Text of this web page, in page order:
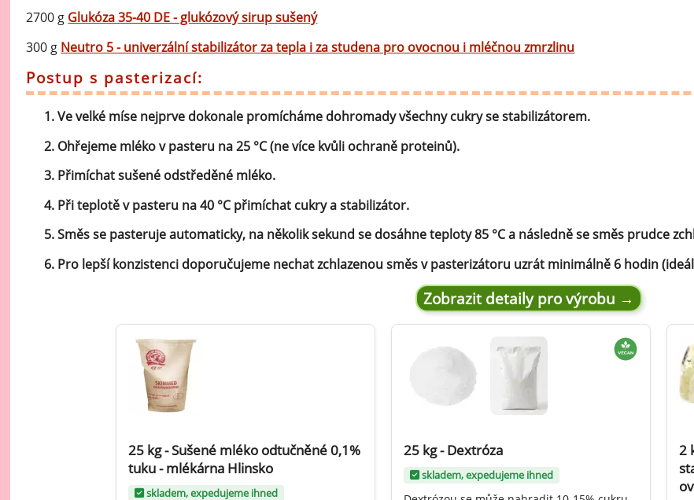
Doplňkové ingredience
Zmrzlinové kornoutky
Cukrářské polevy
Ochucovací sušené ingredience
Ovocné náplně Farcitury
Ochucovací pasty do mléčného
Ochucovací pasty do ovocného
Posypy pro dekoraci
Doplňkové ingredience
2700 g Glukóza 35-40 DE - glukózový sirup sušený
300 g Neutro 5 - univerzální stabilizátor za tepla i za studena pro ovocnou i mléčnou zmrzlinu
Postup s pasterizací:
Ve velké míse nejprve dokonale promícháme dohromady všechny cukry se stabilizátorem.
Ohřejeme mléko v pasteru na 25 °C (ne více kvůli ochraně proteinů).
Přimíchat sušené odstředěné mléko.
Při teplotě v pasteru na 40 °C přimíchat cukry a stabilizátor.
Směs se pasteruje automaticky, na několik sekund se dosáhne teploty 85 °C a následně se směs prudce
Pro lepší konzistenci doporučujeme nechat zchlazenou směs v pasterizátoru uzrát minimálně 6 hodin
Zobrazit detaily pro výrobu →
25 kg - Sušené mléko odtučněné 0,1%
tuku - mlékárna Hlinsko
skladem, expedujeme ihned
25 kg - Dextróza
skladem, expedujeme ihned
2